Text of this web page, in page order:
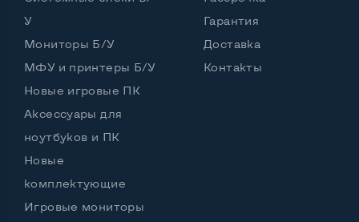
DDR4
Количество слотов M_2
Возможности видеокарты:
Тип видеокарты
Видеопроцессор ноутбука
У
Мониторы Б/У
МФУ и принтеры Б/У
Новые игровые ПК
Аксессуары для
ноутбуков и ПК
Новые
комплектующие
Игровые мониторы
Гарантия
Доставка
Контакты